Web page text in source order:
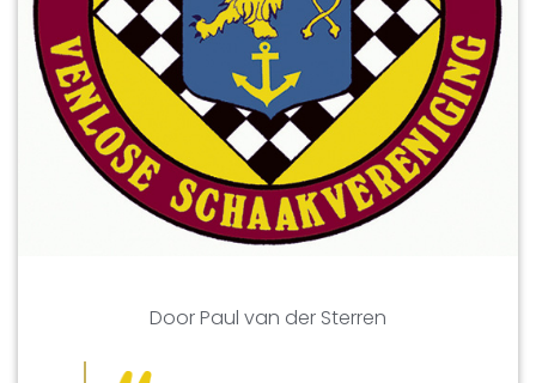
Door Paul van der Sterren